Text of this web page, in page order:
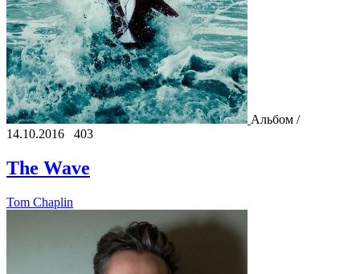
Альбом /
14.10.2016
403
The Wave
Tom Chaplin